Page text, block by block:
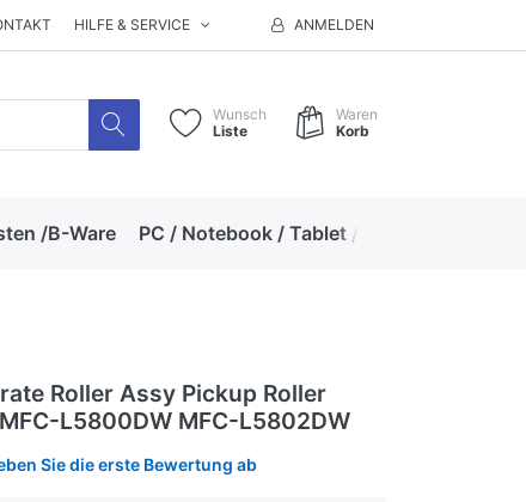
HILFE & SERVICE ANMELDEN
Wunsch
Liste
Waren
Korb
/B-Ware PC / Notebook / Tablet / Zubehör
Roller Assy Pickup Roller
L5800DW MFC-L5802DW
Sie die erste Bewertung ab